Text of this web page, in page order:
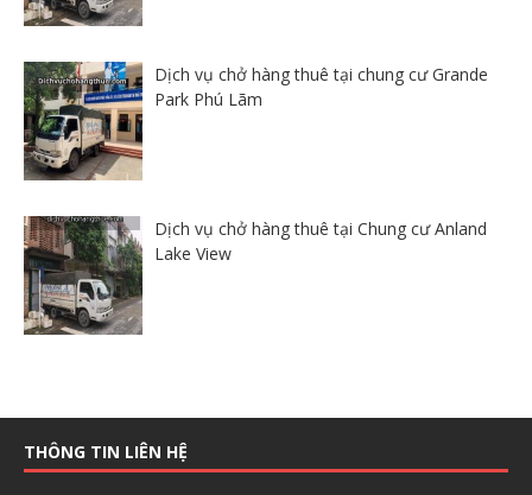
Dịch vụ chở hàng thuê tại chung cư Grande
Park Phú Lãm
Dịch vụ chở hàng thuê tại Chung cư Anland
Lake View
THÔNG TIN LIÊN HỆ